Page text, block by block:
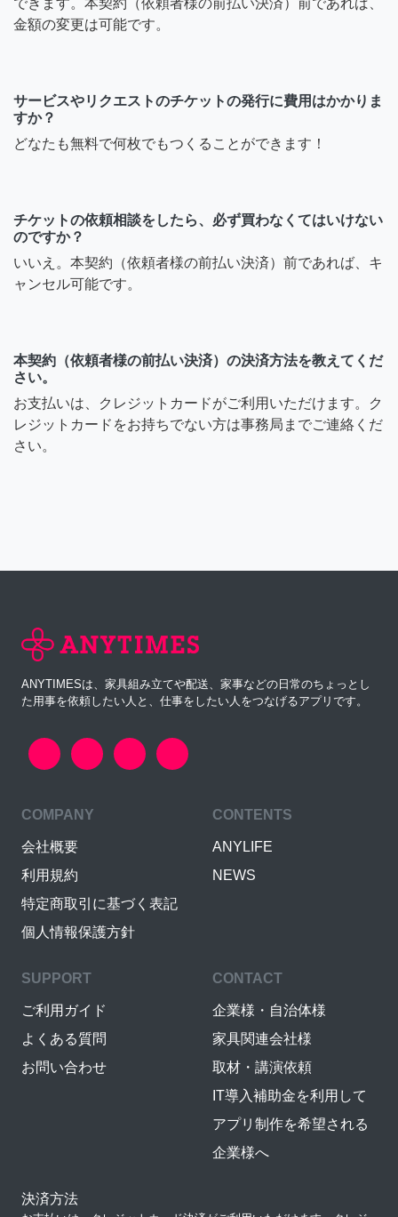
金額の変更は可能です。
サービスやリクエストのチケットの発行に費用はかかりま
すか？
どなたも無料で何枚でもつくることができます！
チケットの依頼相談をしたら、必ず買わなくてはいけない
のですか？
いいえ。本契約（依頼者様の前払い決済）前であれば、キ
ャンセル可能です。
本契約（依頼者様の前払い決済）の決済方法を教えてくだ
さい。
お支払いは、クレジットカードがご利用いただけます。ク
レジットカードをお持ちでない方は事務局までご連絡くだ
さい。
ANYTIMESは、家具組み立てや配送、家事などの日常のちょっとし
た用事を依頼したい人と、仕事をしたい人をつなげるアプリです。
COMPANY
会社概要
利用規約
特定商取引に基づく表記
個人情報保護方針
CONTENTS
ANYLIFE
NEWS
SUPPORT
ご利用ガイド
よくある質問
お問い合わせ
CONTACT
企業様・自治体様
家具関連会社様
取材・講演依頼
IT導入補助金を利用して
アプリ制作を希望される
企業様へ
決済方法